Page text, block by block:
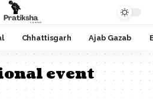
Chhattisgarh Ajab Gazab
event